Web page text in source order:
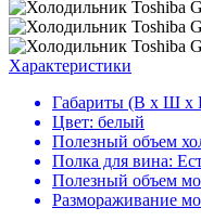
Характеристики
Габариты (В х Ш х
Цвет: белый
Полезный объем
Полка для вина:
Полезный объем
Размораживание